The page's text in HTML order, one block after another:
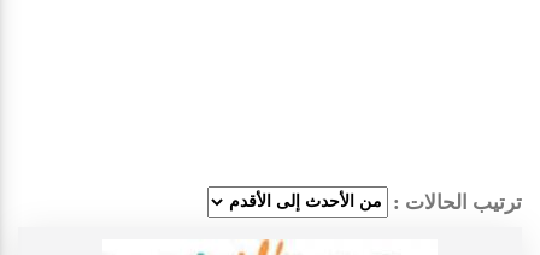
ترتيب الحالات :